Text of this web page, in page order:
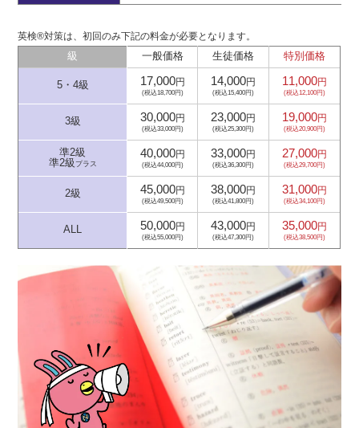
英検®対策は、初回のみ下記の料金が必要となります。
級 一般価格 生徒価格 特別価格
5・4級 17,000円
(税込18,700円)
14,000円
(税込15,400円)
11,000円
(税込12,100円)
3級 30,000円
(税込33,000円)
23,000円
(税込25,300円)
19,000円
(税込20,900円)
準2級
準2級 プラス
40,000円
(税込44,000円)
33,000円
(税込36,300円)
27,000円
(税込29,700円)
2級 45,000円
(税込49,500円)
38,000円
(税込41,800円)
31,000円
(税込34,100円)
ALL 50,000円
(税込55,000円)
43,000円
(税込47,300円)
35,000円
(税込38,500円)